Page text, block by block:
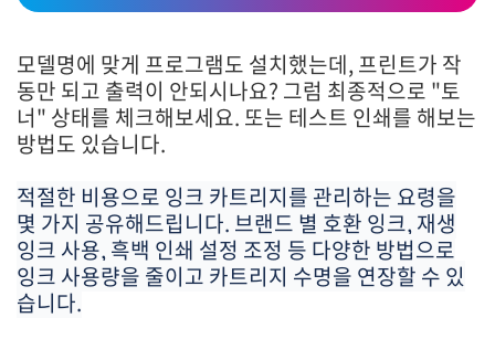
모델명에 맞게 프로그램도 설치했는데, 프린트가 작
동만 되고 출력이 안되시나요? 그럼 최종적으로 "토
너" 상태를 체크해보세요. 또는 테스트 인쇄를 해보는
방법도 있습니다.
적절한 비용으로 잉크 카트리지를 관리하는 요령을
몇 가지 공유해드립니다. 브랜드 별 호환 잉크, 재생
잉크 사용, 흑백 인쇄 설정 조정 등 다양한 방법으로
잉크 사용량을 줄이고 카트리지 수명을 연장할 수 있
습니다.